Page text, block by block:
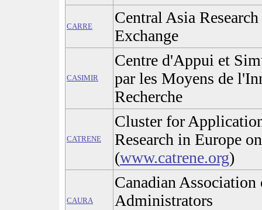
CARRE
Central Asia
Exchange
CASIMIR
Centre d'Appui et
par les Moyens de
Recherche
CATRENE
Cluster for
Research in Europe
(www.catrene.org)
CAURA
Canadian
Administrators